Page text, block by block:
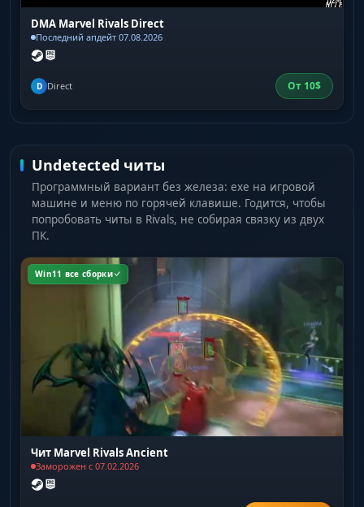
DMA Marvel Rivals Direct
Последний апдейт 07.08.2026
D Direct От 10$
Undetected читы
Программный вариант без железа: exe на игровой
машине и меню по горячей клавише. Годится, чтобы
попробовать читы в Rivals, не собирая связку из двух
ПК.
Win11 все сборки
Чит Marvel Rivals Ancient
Заморожен с 07.02.2026